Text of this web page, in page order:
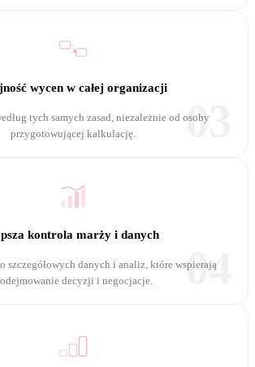
03
wycen w całej organizacji
tych samych zasad, niezależnie od osoby
przygotowującej kalkulację.
04
kontrola marży i danych
szczegółowych danych i analiz, które wspierają
decyzji i negocjacje.